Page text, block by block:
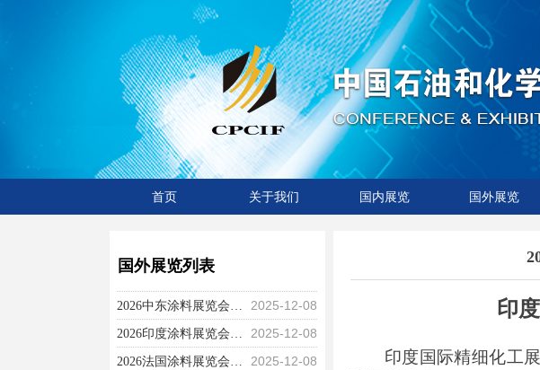
首页 关于我们 国内展览 国外展览
国外展览列表


2025-12-08
2026中东涂料展览会（MECS）
2025-12-08
2026印度涂料展览会（Paintindia）
2025-12-08
2026法国涂料展览会（eurocoat）
2026年度展览计划
印
印度国际精细化工展